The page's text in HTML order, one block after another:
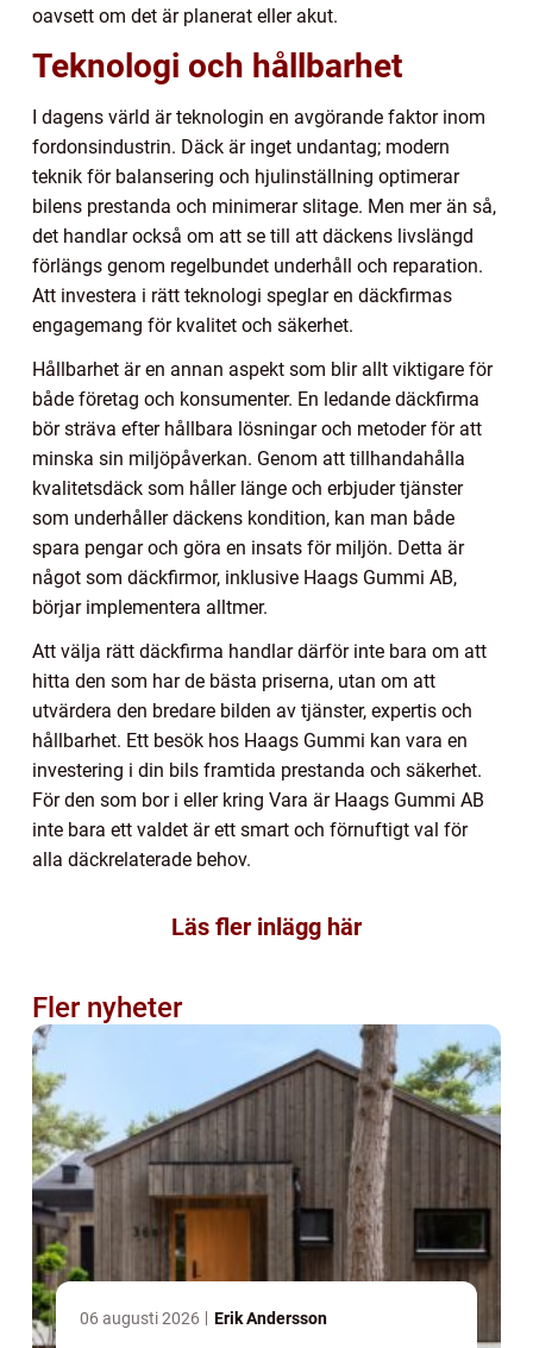
oavsett om det är planerat eller akut.
Teknologi och hållbarhet
I dagens värld är teknologin en avgörande faktor inom
fordonsindustrin. Däck är inget undantag; modern
teknik för balansering och hjulinställning optimerar
bilens prestanda och minimerar slitage. Men mer än så,
det handlar också om att se till att däckens livslängd
förlängs genom regelbundet underhåll och reparation.
Att investera i rätt teknologi speglar en däckfirmas
engagemang för kvalitet och säkerhet.
Hållbarhet är en annan aspekt som blir allt viktigare för
både företag och konsumenter. En ledande däckfirma
bör sträva efter hållbara lösningar och metoder för att
minska sin miljöpåverkan. Genom att tillhandahålla
kvalitetsdäck som håller länge och erbjuder tjänster
som underhåller däckens kondition, kan man både
spara pengar och göra en insats för miljön. Detta är
något som däckfirmor, inklusive Haags Gummi AB,
börjar implementera alltmer.
Att välja rätt däckfirma handlar därför inte bara om att
hitta den som har de bästa priserna, utan om att
utvärdera den bredare bilden av tjänster, expertis och
hållbarhet. Ett besök hos Haags Gummi kan vara en
investering i din bils framtida prestanda och säkerhet.
För den som bor i eller kring Vara är Haags Gummi AB
inte bara ett valdet är ett smart och förnuftigt val för
alla däckrelaterade behov.
Läs fler inlägg här
Fler nyheter
06 augusti 2026 Erik Andersson